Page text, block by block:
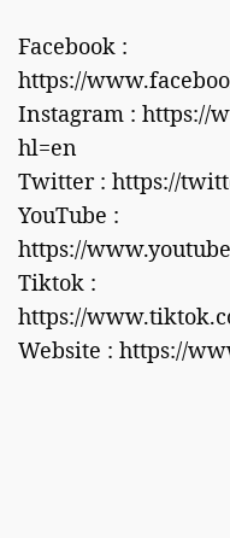
Facebook :
https://
Instagram : https://
hl=en
Twitter : https://
YouTube :
https://
Tiktok :
https://
Website : https://